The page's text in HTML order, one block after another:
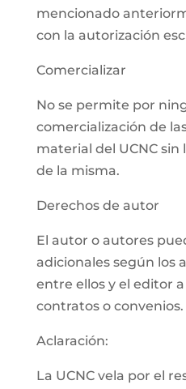
mencionado
con la autorización
Comercializar
No se permite por
comercialización de
material del UCNC
de la misma.
Derechos de autor
El autor o autores
adicionales según los
entre ellos y el editor
contratos o convenios.
Aclaración:
La UCNC vela por el